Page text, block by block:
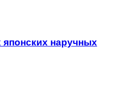
японских наручных